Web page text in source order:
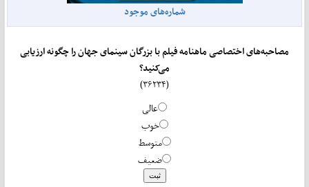
شماره‌های موجود
مصاحبه‌های اختصاصی ماهنامه فیلم با بزرگان سینمای جهان را چگونه ارزیابی
می‌کنید؟
(۳۶۲۳۴)
عالی
خوب
متوسط
ضعیف